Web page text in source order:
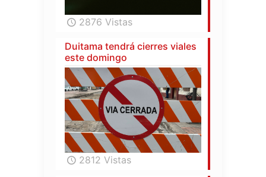
2876 Vistas
Duitama tendrá cierres viales
este domingo
2812 Vistas